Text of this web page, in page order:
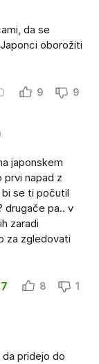
da se
oborožiti
9 9
japonskem
napad z
se ti počutil
drugače pa.. v
zaradi
za zgledovati
8 1
pridejo do